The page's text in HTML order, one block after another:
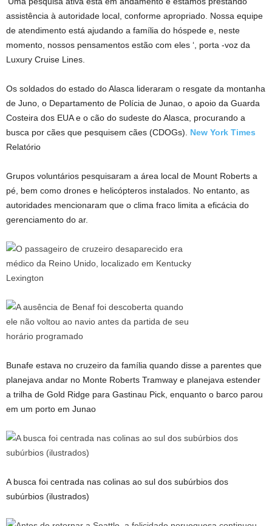
assistência à autoridade local, conforme apropriado. Nossa equipe
de atendimento está ajudando a família do hóspede e, neste
momento, nossos pensamentos estão com eles ‘, porta -voz da
Luxury Cruise Lines.
Os soldados do estado do Alasca lideraram o resgate da montanha
de Juno, o Departamento de Polícia de Junao, o apoio da Guarda
Costeira dos EUA e o cão do sudeste do Alasca, procurando a
busca por cães que pesquisem cães (CDOGs). New York Times
Relatório
Grupos voluntários pesquisaram a área local de Mount Roberts a
pé, bem como drones e helicópteros instalados. No entanto, as
autoridades mencionaram que o clima fraco limita a eficácia do
gerenciamento do ar.
Bunafe estava no cruzeiro da família quando disse a parentes que
planejava andar no Monte Roberts Tramway e planejava estender
a trilha de Gold Ridge para Gastinau Pick, enquanto o barco parou
em um porto em Junao
A busca foi centrada nas colinas ao sul dos subúrbios dos
subúrbios (ilustrados)